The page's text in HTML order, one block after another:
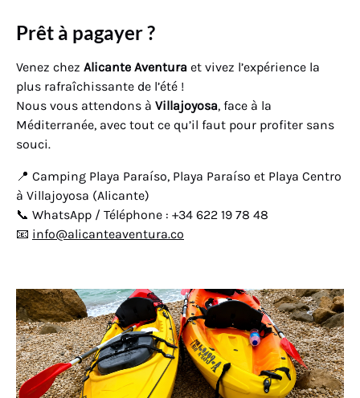
Prêt à pagayer ?
Venez chez Alicante Aventura et vivez l’expérience la
plus rafraîchissante de l’été !
Nous vous attendons à Villajoyosa, face à la
Méditerranée, avec tout ce qu’il faut pour profiter sans
souci.
📍 Camping Playa Paraíso, Playa Paraíso et Playa Centro
à Villajoyosa (Alicante)
📞 WhatsApp / Téléphone : +34 622 19 78 48
📧 info@alicanteaventura.co